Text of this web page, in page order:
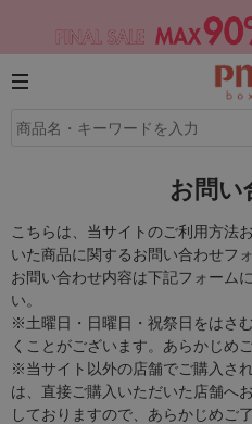
お問い
こちらは、当サイトのご利用方法
いた商品に関するお問い合わせフォ
お問い合わせ内容は下記フォーム
い。
※土曜日・日曜日・祝祭日をはさ
くことがございます。あらかじめ
※当サイト以外の店舗でご購入さ
は、直接ご購入いただいた店舗へ
しておりますので、あらかじめご